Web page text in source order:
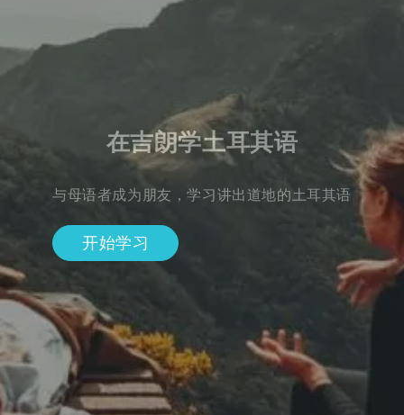
在吉朗学土耳其语
与母语者成为朋友，学习讲出道地的土耳其语
开始学习